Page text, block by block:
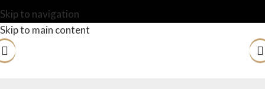
Skip to navigation
Skip to main content